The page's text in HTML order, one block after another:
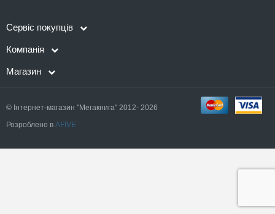
Сервіс покупців
Компанія
Магазин
© Інтернет-магазин "Мегакнига" 2012- 2026
Розроблено в AFIVE